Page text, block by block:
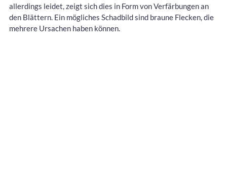
allerdings leidet, zeigt sich dies in Form von Verfärbungen an
den Blättern. Ein mögliches Schadbild sind braune Flecken, die
mehrere Ursachen haben können.